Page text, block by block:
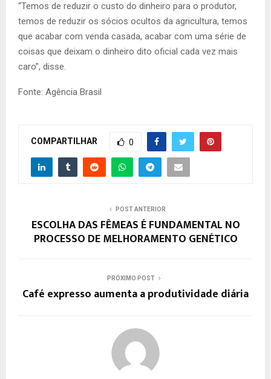
“Temos de reduzir o custo do dinheiro para o produtor,
temos de reduzir os sócios ocultos da agricultura, temos
que acabar com venda casada, acabar com uma série de
coisas que deixam o dinheiro dito oficial cada vez mais
caro”, disse.
Fonte: Agência Brasil
COMPARTILHAR 0
POST ANTERIOR
ESCOLHA DAS FÊMEAS É FUNDAMENTAL NO
PROCESSO DE MELHORAMENTO GENÉTICO
PRÓXIMO POST
Café expresso aumenta a produtividade diária